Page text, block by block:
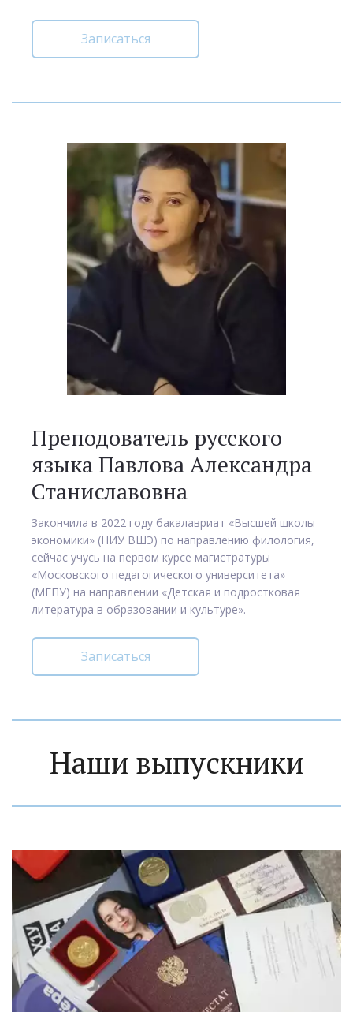
Записаться
Преподователь русского
языка Павлова Александра
Станиславовна
Закончила в 2022 году бакалавриат «Высшей школы
экономики» (НИУ ВШЭ) по направлению филология,
сейчас учусь на первом курсе магистратуры
«Московского педагогического университета»
(МГПУ) на направлении «Детская и подростковая
литература в образовании и культуре».
Записаться
Наши выпускники